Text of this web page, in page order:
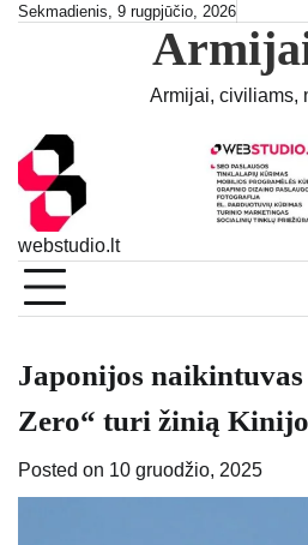
SkipSekmadienis, 9 rugpjūčio, 2026
Armijai, civiliams,
webstudio.lt
Japonijos
Zero“ turi žinią
Posted on 10 gruodžio, 2025